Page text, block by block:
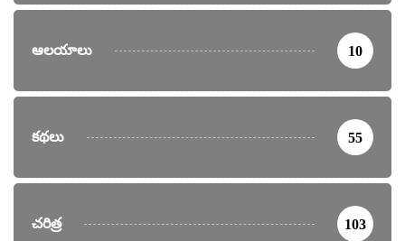
ఆలయాలు 10
కథలు 55
చరిత్ర 103